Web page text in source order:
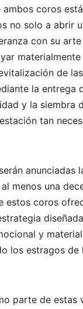
ambos coros
no solo a abrir
con su
de
la entrega
y la siembra
tan
anunciadas
menos una
estos coros
y
los estragos de
parte de estas